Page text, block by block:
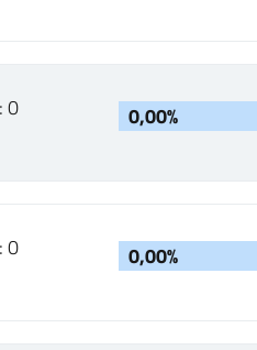
0 0,00%
0 0,00%